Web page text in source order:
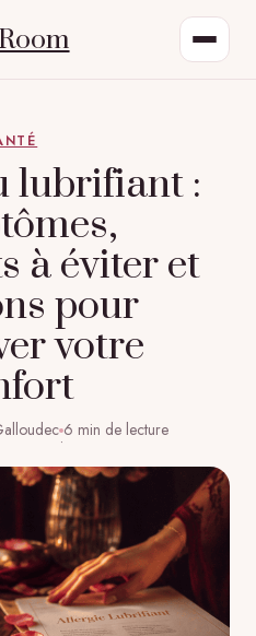
lubrifiant :
à éviter et
pour
votre
·6 min de lecture